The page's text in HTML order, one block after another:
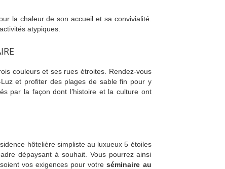
la chaleur de son accueil et sa convivialité.
atypiques.
couleurs et ses rues étroites. Rendez-vous
et profiter des plages de sable fin pour y
par la façon dont l’histoire et la culture ont
hôtelière simpliste au luxueux 5 étoiles
dépaysant à souhait. Vous pourrez ainsi
vos exigences pour votreséminaire au